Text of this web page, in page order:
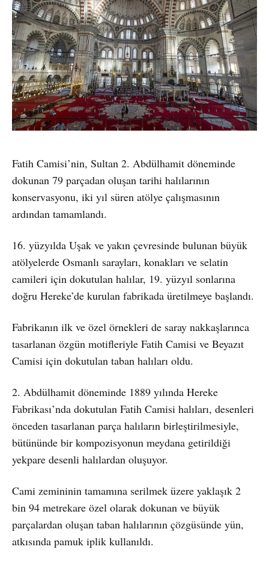
Fatih Camisi’nin, Sultan 2. Abdülhamit döneminde
dokunan 79 parçadan oluşan tarihi halılarının
konservasyonu, iki yıl süren atölye çalışmasının
ardından tamamlandı.
16. yüzyılda Uşak ve yakın çevresinde bulunan büyük
atölyelerde Osmanlı sarayları, konakları ve selatin
camileri için dokutulan halılar, 19. yüzyıl sonlarına
doğru Hereke’de kurulan fabrikada üretilmeye başlandı.
Fabrikanın ilk ve özel örnekleri de saray nakkaşlarınca
tasarlanan özgün motifleriyle Fatih Camisi ve Beyazıt
Camisi için dokutulan taban halıları oldu.
2. Abdülhamit döneminde 1889 yılında Hereke
Fabrikası’nda dokutulan Fatih Camisi halıları, desenleri
önceden tasarlanan parça halıların birleştirilmesiyle,
bütününde bir kompozisyonun meydana getirildiği
yekpare desenli halılardan oluşuyor.
Cami zemininin tamamına serilmek üzere yaklaşık 2
bin 94 metrekare özel olarak dokunan ve büyük
parçalardan oluşan taban halılarının çözgüsünde yün,
atkısında pamuk iplik kullanıldı.